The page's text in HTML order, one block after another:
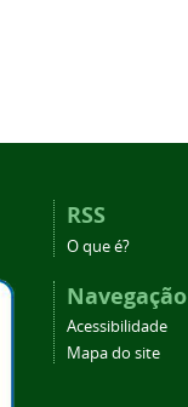
RSS
O que é?
Navegação
Acessibilidade
Mapa do site